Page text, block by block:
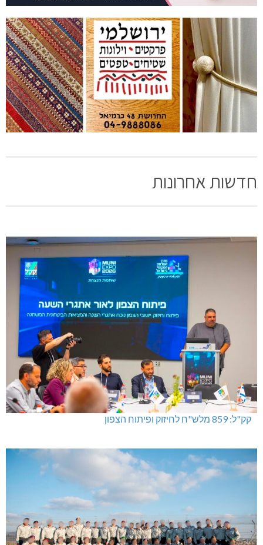
חדשות אחרונות
קק"ל: 859 מלש"ח לחיזוק ופיתוח הצפון